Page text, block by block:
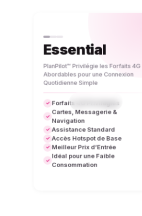
Essential
PlanPilot™ Privilégie les Forfaits 4G
Abordables pour une Connexion
Quotidienne Simple
✓ Forfaits 4G Privilégiés
✓
Cartes, Messagerie &
Navigation
✓ Assistance Standard
✓ Accès Hotspot de Base
✓ Meilleur Prix d’Entrée
✓
Idéal pour une Faible
Consommation